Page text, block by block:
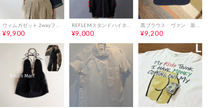
¥9,900 ¥9,000 ¥9,200